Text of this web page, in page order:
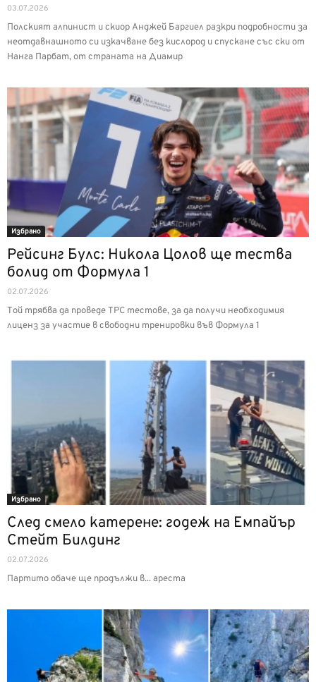
03.07.2026
Полският алпинист и скиор Анджей Баргиел разкри подробности за
неотдавнашното си изкачване без кислород и спускане със ски от
Нанга Парбат, от страната на Диамир
Избрано
Рейсинг Булс: Никола Цолов ще тества
болид от Формула 1
02.07.2026
Той трябва да проведе TPC тестове, за да получи необходимия
лиценз за участие в свободни тренировки във Формула 1
Избрано
След смело катерене: годеж на Емпайър
Стейт Билдинг
02.07.2026
Партито обаче ще продължи в... ареста